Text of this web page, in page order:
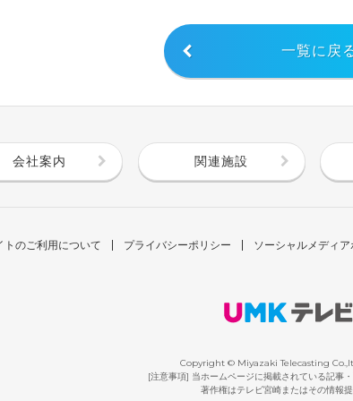
一覧に戻
会社案内 関連施設
トのご利用について プライバシーポリシー ソーシャルメディア
Copyright © Miyazaki Telecasting
[注意事項] 当ホームページに掲載されている記事
著作権はテレビ宮崎またはその情報提